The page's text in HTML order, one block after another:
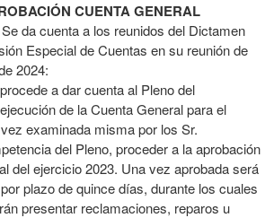
CUENTA GENERAL
da cuenta a los reunidos del Dictamen
Especial de Cuentas en su reunión de
2024:
a dar cuenta al Pleno del
de la Cuenta General para el
examinada misma por los Sr.
del Pleno, proceder a la aprobación
del ejercicio 2023. Una vez aprobada será
plazo de quince días, durante los cuales
presentar reclamaciones, reparos u